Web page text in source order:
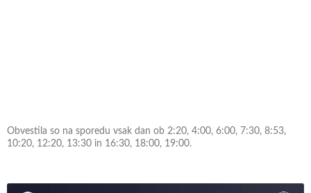
Obvestila so na sporedu vsak dan ob 2:20, 4:00, 6:00, 7:30, 8:53,
10:20, 12:20, 13:30 in 16:30, 18:00, 19:00.